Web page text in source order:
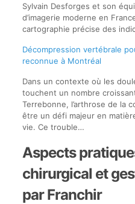
Sylvain Desforges et son
d’imagerie moderne en
cartographie précise des
Décompression vertébrale
reconnue à Montréal
Dans un contexte où les
touchent un nombre
Terrebonne, l’arthrose de la
être un défi majeur en
vie. Ce trouble…
Aspects
chirurgical et
par Franchir